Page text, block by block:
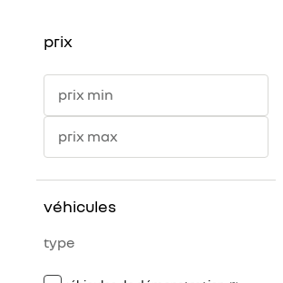
prix
prix min
prix max
véhicules
type